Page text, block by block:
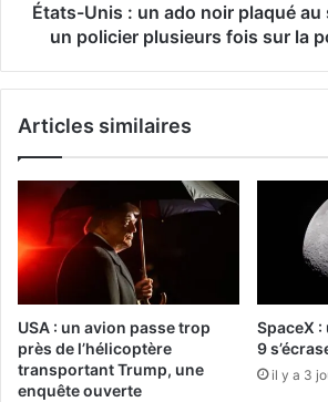
États-Unis : un ado noir plaqué
un policier plusieurs fois sur la
Articles similaires
USA : un avion passe trop
près de l’hélicoptère
transportant Trump, une
enquête ouverte
SpaceX :
9
il y a 3